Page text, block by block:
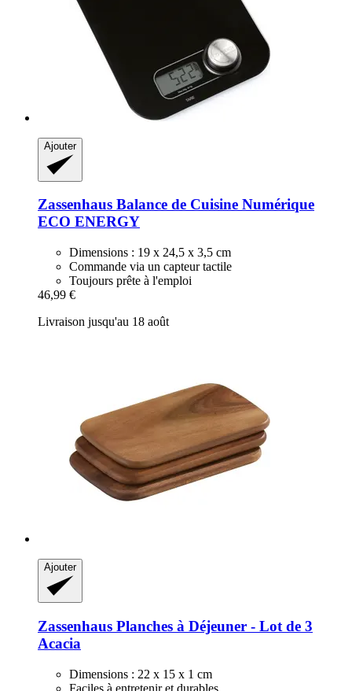
Ajouter
Zassenhaus Balance de Cuisine Numérique
ECO ENERGY
Dimensions : 19 x 24,5 x 3,5 cm
Commande via un capteur tactile
Toujours prête à l'emploi
46,99 €
Livraison jusqu'au 18 août
Ajouter
Zassenhaus Planches à Déjeuner -​ Lot de 3
Acacia
Dimensions : 22 x 15 x 1 cm
Faciles à entretenir et durables